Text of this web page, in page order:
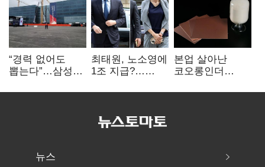
“경력 없어도
뽑는다”…삼성
반도체 인재
최태원, 노소영에
1조 지급?…
본업 살아난
코오롱인더
배터리 소재로
뉴스